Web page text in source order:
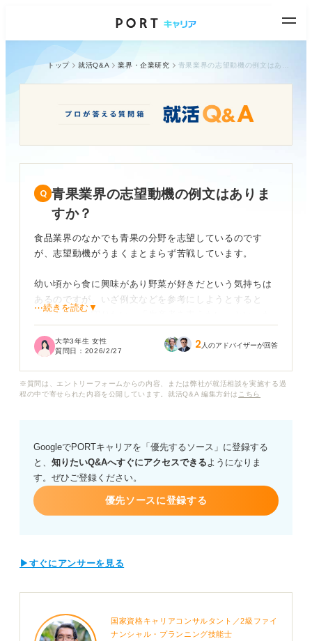
トップ 就活Q&A 業界・企業研究
青果業界の志望動機の例文はありま
すか？
食品業界のなかでも青果の分野を志望しているのです
が、志望動機がうまくまとまらず苦戦しています。
幼い頃から食に興味があり野菜が好きだという気持ちは
あるのですが、いざ例文などを参考にしようとすると
「食の安全を守りたい」「生産者を支えたい」といった
配です。
良いのでしょうか？
⋯続きを読む▼
大学3年生 女性
質問日： 2026/2/27 2 人のアドバイザーが回答
※質問は、エントリーフォームからの内容、または弊社が就活相談を実施する過
程の中で寄せられた内容を公開しています。就活Q&A 編集方針は こちら
GoogleでPORTキャリアを「優先するソース」に登録する
と、 知りたいQ&Aへすぐにアクセスできるようになりま
す。ぜひご登録ください。
優先ソースに登録する
▶すぐにアンサーを見る
国家資格キャリアコンサルタント／2級ファイ
ナンシャル・プランニング技能士